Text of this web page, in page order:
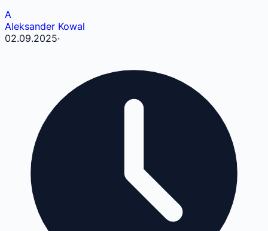
A
Aleksander Kowal
02.09.2025·